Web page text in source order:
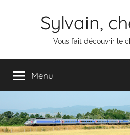
Sylvain,
Vous fait découvrir le
Menu